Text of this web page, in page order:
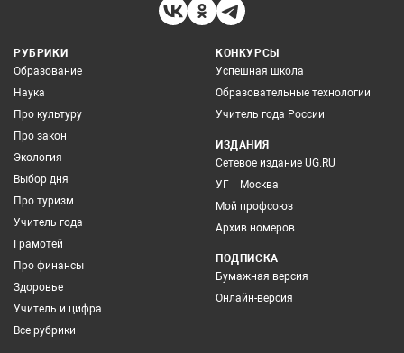
РУБРИКИ
Образование
Наука
Про культуру
Про закон
Экология
Выбор дня
Про туризм
Учитель года
Грамотей
Про финансы
Здоровье
Учитель и цифра
Все рубрики
КОНКУРСЫ
Успешная школа
Образовательные технологии
Учитель года России
ИЗДАНИЯ
Сетевое издание UG.RU
УГ – Москва
Мой профсоюз
Архив номеров
ПОДПИСКА
Бумажная версия
Онлайн-версия